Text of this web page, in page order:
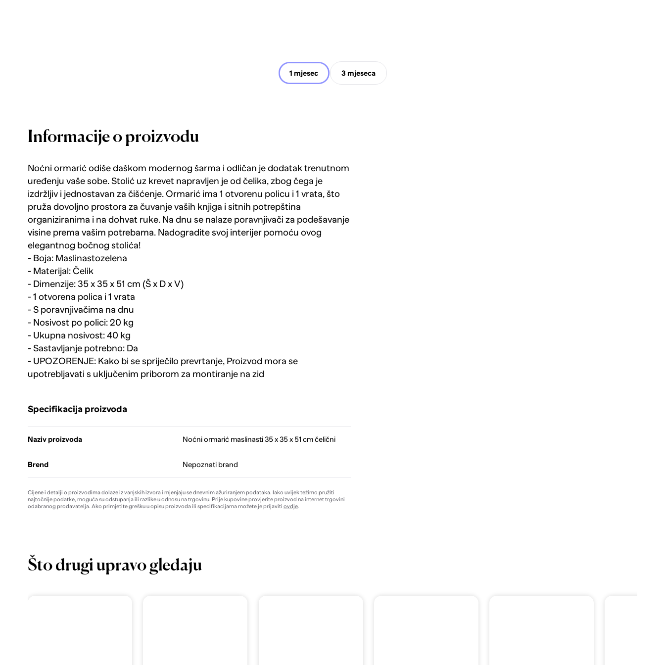
1 mjesec 3 mjeseca
Informacije o proizvodu
Noćni ormarić odiše daškom modernog šarma i odličan je dodatak trenutnom
uređenju vaše sobe. Stolić uz krevet napravljen je od čelika, zbog čega je
izdržljiv i jednostavan za čišćenje. Ormarić ima 1 otvorenu policu i 1 vrata, što
pruža dovoljno prostora za čuvanje vaših knjiga i sitnih potrepština
organiziranima i na dohvat ruke. Na dnu se nalaze poravnjivači za podešavanje
visine prema vašim potrebama. Nadogradite svoj interijer pomoću ovog
elegantnog bočnog stolića!
- Boja: Maslinastozelena
- Materijal: Čelik
- Dimenzije: 35 x 35 x 51 cm (Š x D x V)
- 1 otvorena polica i 1 vrata
- S poravnjivačima na dnu
- Nosivost po polici: 20 kg
- Ukupna nosivost: 40 kg
- Sastavljanje potrebno: Da
- UPOZORENJE: Kako bi se spriječilo prevrtanje, Proizvod mora se
upotrebljavati s uključenim priborom za montiranje na zid
Specifikacija proizvoda
Naziv proizvoda Noćni ormarić maslinasti 35 x 35 x 51 cm čelični
Brend Nepoznati brand
Cijene i detalji o proizvodima dolaze iz vanjskih izvora i mjenjaju se dnevnim ažuriranjem podataka. Iako uvijek težimo pružiti
najtočnije podatke, moguća su odstupanja ili razlike u odnosu na trgovinu. Prije kupovine provjerite proizvod na internet trgovini
odabranog prodavatelja. Ako primjetite grešku u opisu proizvoda ili specifikacijama možete je prijaviti ovdje.
Što drugi upravo gledaju